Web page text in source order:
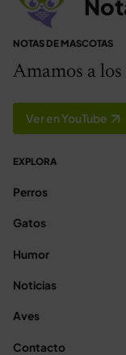
NOTAS DE MASCOTAS
Amamos a los
Ver en YouTube
EXPLORA
Perros
Gatos
Humor
Noticias
Aves
Contacto